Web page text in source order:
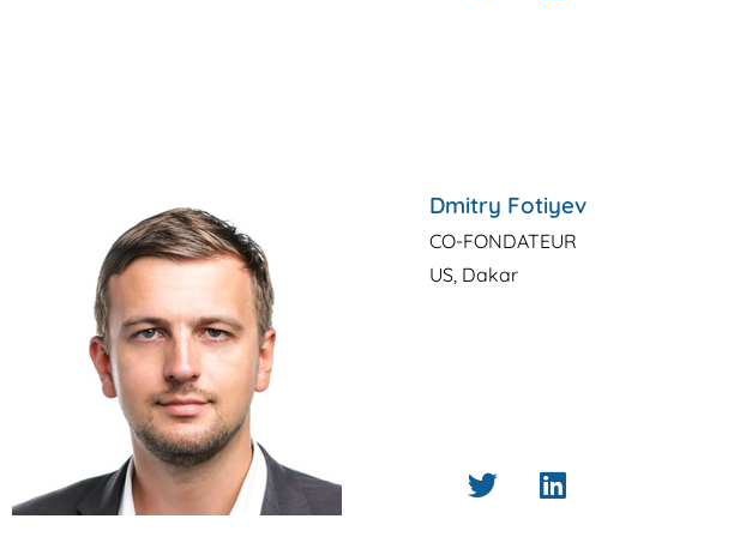
Dmitry Fotiyev
CO-FONDATEUR
US, Dakar